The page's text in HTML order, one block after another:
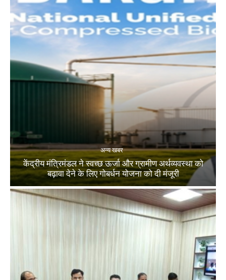
अन्य खबर
केंद्रीय मंत्रिमंडल ने स्वच्छ ऊर्जा और ग्रामीण अर्थव्यवस्था को
बढ़ावा देने के लिए गोबर्धन योजना को दी मंजूरी